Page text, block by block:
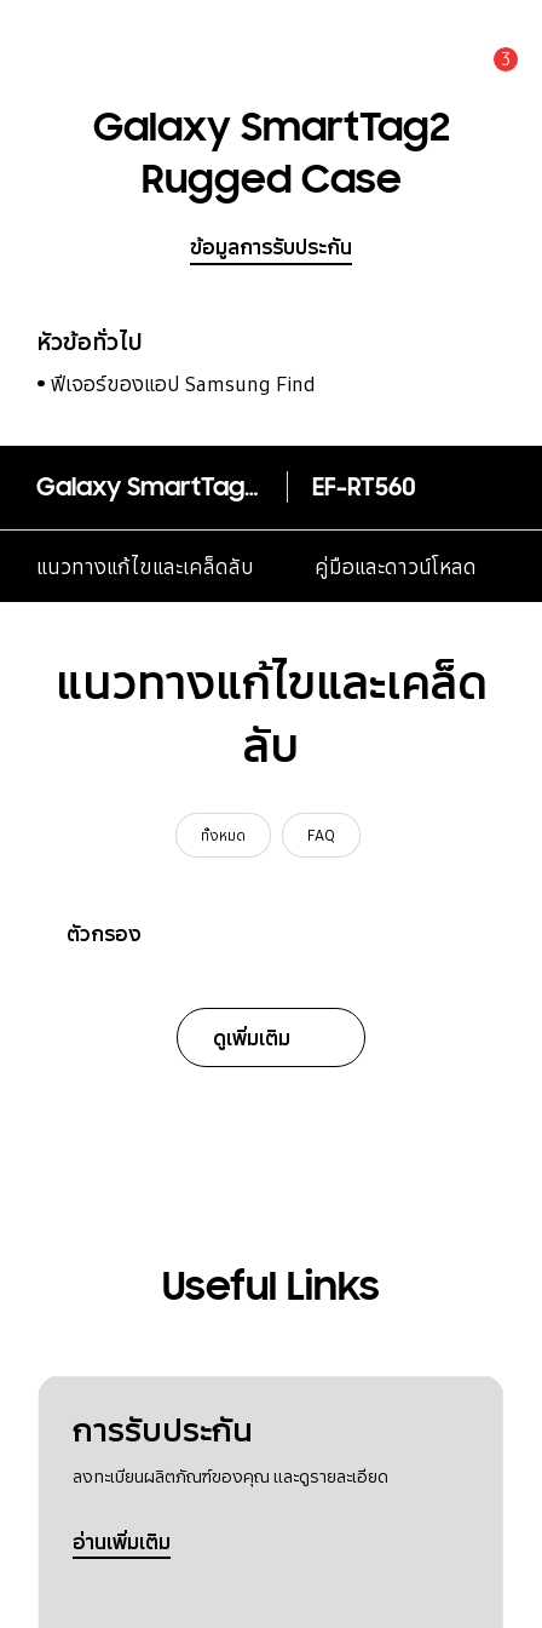
3
Galaxy SmartTag2
Rugged Case
ข้อมูลการรับประกัน
หัวข้อทั่วไป
ฟีเจอร์ของแอป Samsung Find
Galaxy SmartTag2 Rugged Case EF-RT560
แนวทางแก้ไขและเคล็ดลับ คู่มือและดาวน์โหลด
แนวทางแก้ไขและเคล็ด
ลับ
ทั้งหมด FAQ
ตัวกรอง
ดูเพิ่มเติม
Useful Links
การรับประกัน
ลงทะเบียนผลิตภัณฑ์ของคุณ และดูรายละเอียด
อ่านเพิ่มเติม